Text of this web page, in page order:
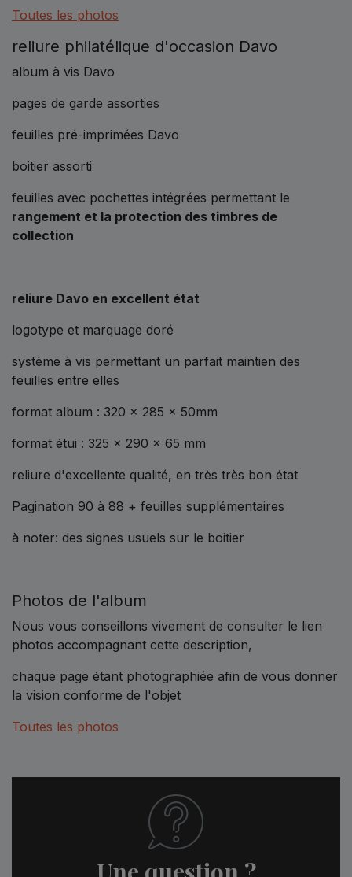
Toutes les photos
reliure philatélique d'occasion Davo
album à vis Davo
pages de garde assorties
feuilles pré-imprimées Davo
boitier assorti
feuilles avec pochettes intégrées permettant le
rangement et la protection des timbres de
collection
reliure Davo en excellent état
logotype et marquage doré
système à vis permettant un parfait maintien des
feuilles entre elles
format album : 320 x 285 x 50mm
format étui : 325 x 290 x 65 mm
reliure d'excellente qualité, en très très bon état
Pagination 90 à 88 + feuilles supplémentaires
à noter: des signes usuels sur le boitier
Photos de l'album
Nous vous conseillons vivement de consulter le lien
photos accompagnant cette description,
chaque page étant photographiée afin de vous donner
la vision conforme de l'objet
Toutes les photos